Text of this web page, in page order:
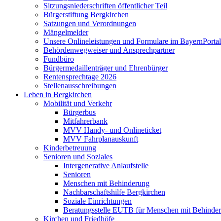
Sitzungsniederschriften öffentlicher Teil
Bürgerstiftung Bergkirchen
Satzungen und Verordnungen
Mängelmelder
Unsere Onlineleistungen und Formulare im BayernPortal
Behördenwegweiser und Ansprechpartner
Fundbüro
Bürgermedaillenträger und Ehrenbürger
Rentensprechtage 2026
Stellenausschreibungen
Leben in Bergkirchen
Mobilität und Verkehr
Bürgerbus
Mitfahrerbank
MVV Handy- und Onlineticket
MVV Fahrplanauskunft
Kinderbetreuung
Senioren und Soziales
Intergenerative Anlaufstelle
Senioren
Menschen mit Behinderung
Nachbarschaftshilfe Bergkirchen
Soziale Einrichtungen
Beratungsstelle EUTB für Menschen mit
Kirchen und Friedhöfe